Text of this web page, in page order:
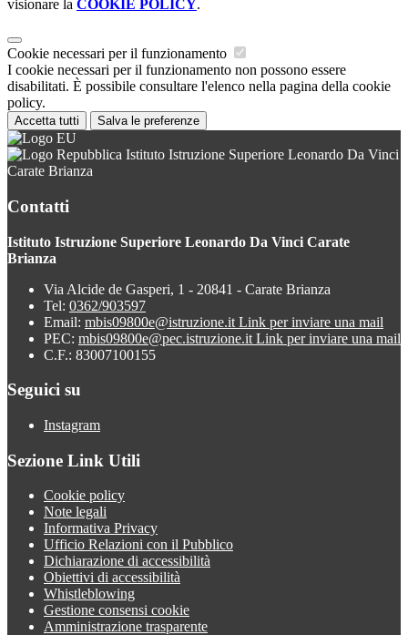
visionare la COOKIE POLICY.
Cookie necessari per il funzionamento
I cookie necessari per il funzionamento non possono essere
disabilitati. È possibile consultare l'elenco nella pagina della cookie
policy.
Accetta tutti Salva le preferenze
Istituto Istruzione Superiore Leonardo Da Vinci
Carate Brianza
Contatti
Istituto Istruzione Superiore Leonardo Da Vinci Carate
Brianza
Via Alcide de Gasperi, 1 - 20841 - Carate Brianza
Tel: 0362/903597
Email: mbis09800e@istruzione.it Link per inviare una mail
PEC: mbis09800e@pec.istruzione.it Link per inviare una mail
C.F.: 83007100155
Seguici su
Instagram
Sezione Link Utili
Cookie policy
Note legali
Informativa Privacy
Ufficio Relazioni con il Pubblico
Dichiarazione di accessibilità
Obiettivi di accessibilità
Whistleblowing
Gestione consensi cookie
Amministrazione trasparente